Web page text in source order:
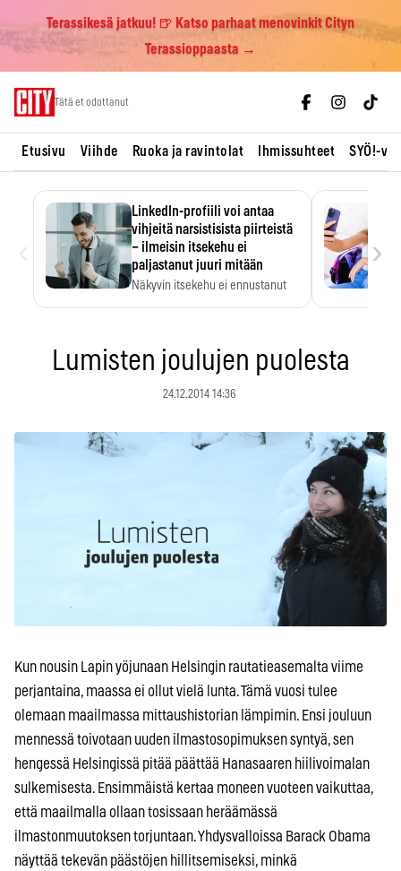
Terassikesä jatkuu! 🍺 Katso parhaat menovinkit Cityn
Terassioppaasta →
Tätä et odottanut
Etusivu Viihde Ruoka ja ravintolat Ihmissuhteet SYÖ!-
LinkedIn-profiili voi antaa
vihjeitä narsistisista piirteistä
– ilmeisin itsekehu ei
paljastanut juuri mitään
Näkyvin itsekehu ei ennustanut
›
Lumisten joulujen puolesta
24.12.2014 14:36
Kun nousin Lapin yöjunaan Helsingin rautatieasemalta viime
perjantaina, maassa ei ollut vielä lunta. Tämä vuosi tulee
olemaan maailmassa mittaushistorian lämpimin. Ensi jouluun
mennessä toivotaan uuden ilmastosopimuksen syntyä, sen
hengessä Helsingissä pitää päättää Hanasaaren hiilivoimalan
sulkemisesta. Ensimmäistä kertaa moneen vuoteen vaikuttaa,
että maailmalla ollaan tosissaan heräämässä
ilmastonmuutoksen torjuntaan. Yhdysvalloissa Barack Obama
näyttää tekevän päästöjen hillitsemiseksi, minkä